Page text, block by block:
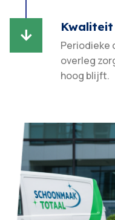

Periodieke
overleg
hoog blijft.​